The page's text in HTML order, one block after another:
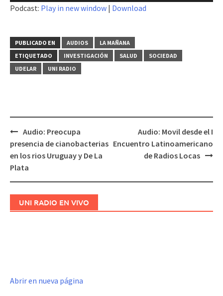
audio
Podcast: Play in new window | Download
PUBLICADO EN AUDIOS
LA MAÑANA
ETIQUETADO
INVESTIGACIÓN SALUD
SOCIEDAD
UDELAR
UNI RADIO
Navegación
de
entradas
Audio: Preocupa
presencia de cianobacterias
en los rios Uruguay y De La
Plata
Audio: Movil desde el I
Encuentro Latinoamericano
de Radios Locas
UNI RADIO EN VIVO
Abrir en nueva página